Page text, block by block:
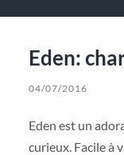
Eden:
04/07/2016
Eden est un
curieux. Facile à